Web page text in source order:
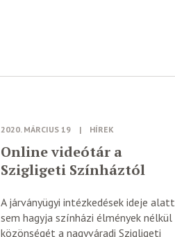
2020. MÁRCIUS 19 | HÍREK
Online videótár a
Szigligeti Színháztól
A járványügyi intézkedések ideje alatt
sem hagyja színházi élmények nélkül
közönségét a nagyváradi Szigligeti